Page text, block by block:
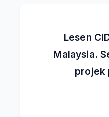
Lesen
Malaysia.
projek